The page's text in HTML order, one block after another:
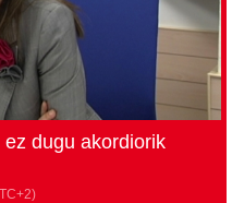
dugu akordiorik